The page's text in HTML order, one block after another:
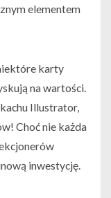
elementem
karty
na wartości.
Illustrator,
Choć nie każda
inwestycję.